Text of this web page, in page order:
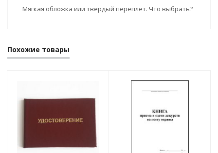
Мягкая обложка или твердый переплет. Что выбрать?
Похожие товары